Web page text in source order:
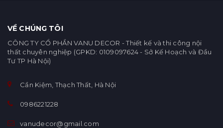
VỀ CHÚNG TÔI
CÔNG TY CỔ PHẦN VANU DECOR - Thiết kế và thi công nội
thất chuyên nghiệp (GPKD: 0109097624 - Sở Kế Hoạch và Đầu
Tư TP Hà Nội)
Cần Kiệm, Thạch Thất, Hà Nội
0986221228
vanudecor@gmail.com